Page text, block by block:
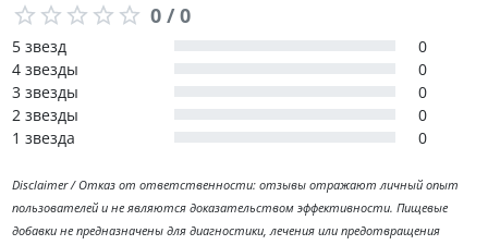
0 / 0
5 звезд
0
4 звезды
0
3 звезды
0
2 звезды
0
1 звезда
0
Disclaimer / Отказ от ответственности: отзывы отражают личный опыт
пользователей и не являются доказательством эффективности. Пищевые
добавки не предназначены для диагностики, лечения или предотвращения